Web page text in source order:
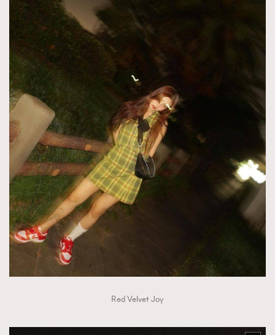
TRENDING
AFrenchMind
DressLikeAParisienne
EmpowerF
FashionWeek FigaroAesthetic
Red Velvet Joy